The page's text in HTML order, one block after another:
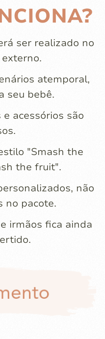
ser realizado no
atemporal,
seu bebê.
acessórios são
"Smash the
the fruit".
não
no pacote.
irmãos fica ainda